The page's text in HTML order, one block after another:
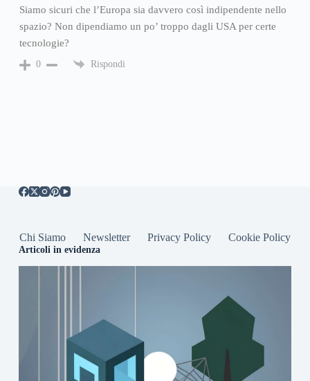
Siamo sicuri che l’Europa sia davvero così indipendente nello
spazio? Non dipendiamo un po’ troppo dagli USA per certe
tecnologie?
0 Rispondi
Chi Siamo Newsletter Privacy Policy Cookie Policy
Articoli in evidenza